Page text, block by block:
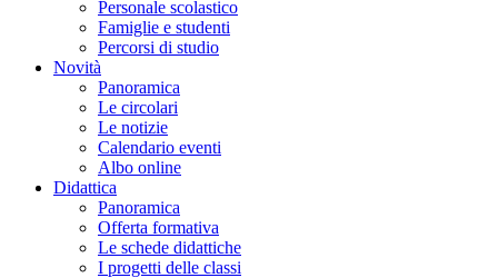
Personale scolastico
Famiglie e studenti
Percorsi di studio
Novità
Panoramica
Le circolari
Le notizie
Calendario eventi
Albo online
Didattica
Panoramica
Offerta formativa
Le schede didattiche
I progetti delle classi